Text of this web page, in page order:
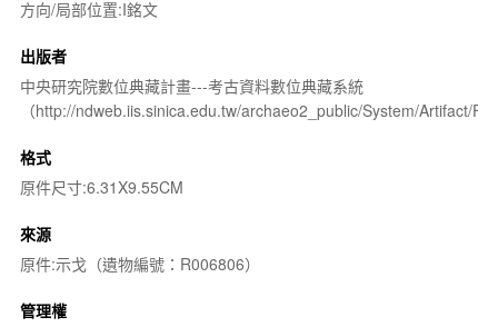
方向/局部位置:I銘文
出版者
中央研究院數位典藏計畫---考古資料數位典藏系統
（http://ndweb.iis.sinica.edu.tw/archaeo2_public/System/Artifact/
格式
原件尺寸:6.31X9.55CM
來源
原件:示戈（遺物編號：R006806）
管理權